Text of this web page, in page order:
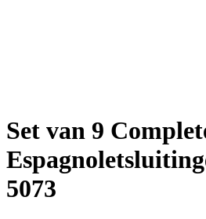
Set van 9
5073